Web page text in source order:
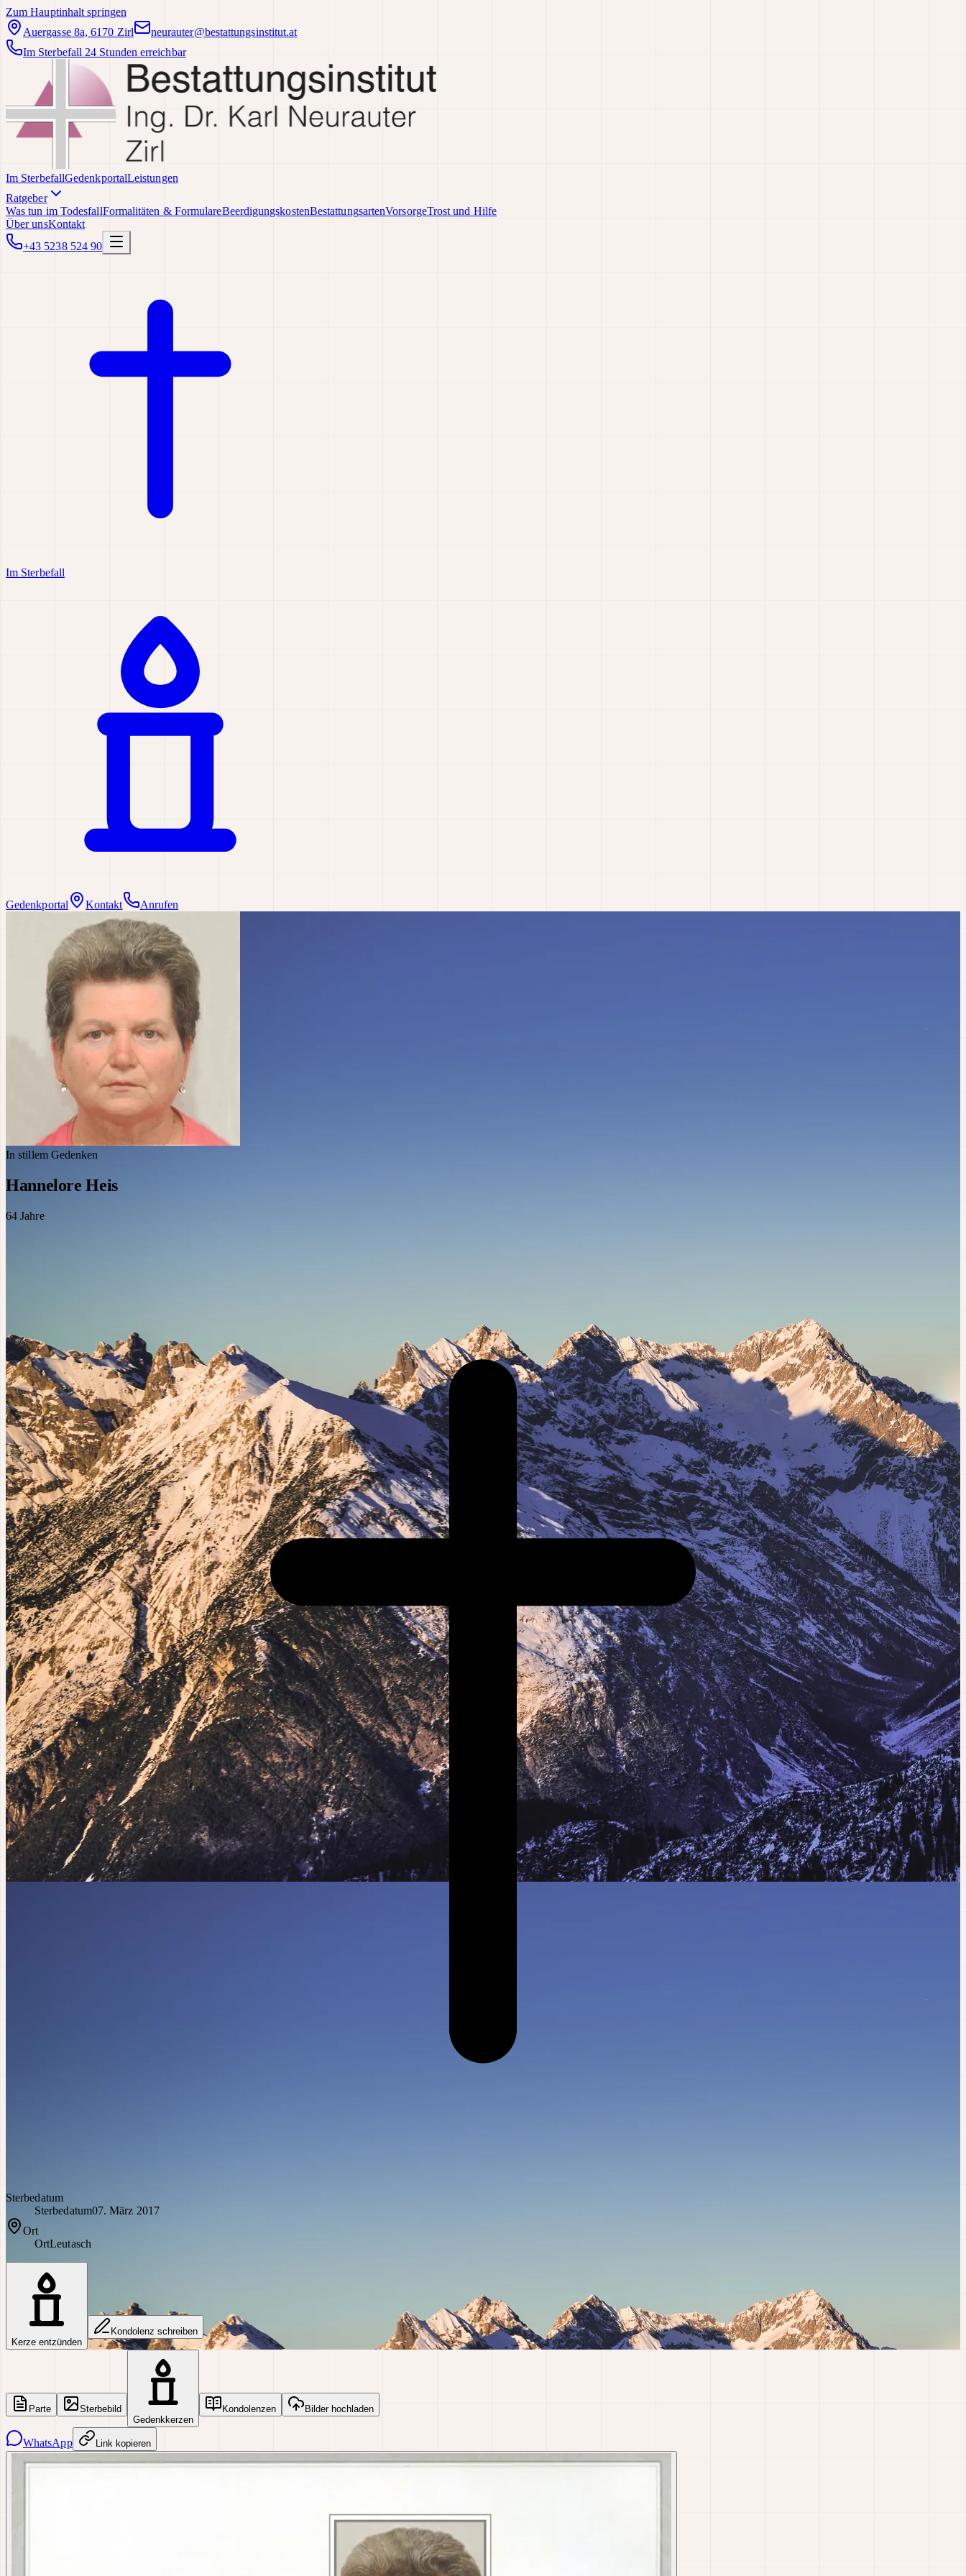
Zum Hauptinhalt springen
Auergasse 8a, 6170 Zirl
neurauter@bestattungsinstitut.at
Im Sterbefall 24 Stunden erreichbar
Im SterbefallGedenkportalLeistungen
Ratgeber
Was tun im TodesfallFormalitäten & FormulareBeerdigungskostenBestattungsartenVorsorgeTrost und Hilfe
Über unsKontakt
+43 5238 524 90
Im Sterbefall
Gedenkportal Kontakt Anrufen
In stillem Gedenken
Hannelore Heis
64 Jahre
Sterbedatum
Sterbedatum07. März 2017
Ort
OrtLeutasch
Kerze entzünden
Kondolenz schreiben
Parte
Sterbebild
Gedenkkerzen
Kondolenzen Bilder hochladen
WhatsApp Link kopieren